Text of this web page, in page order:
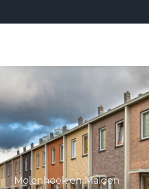
Molenhoek en Malden